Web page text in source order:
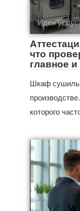
Идеи услуг
что
главное
Шкаф
которого